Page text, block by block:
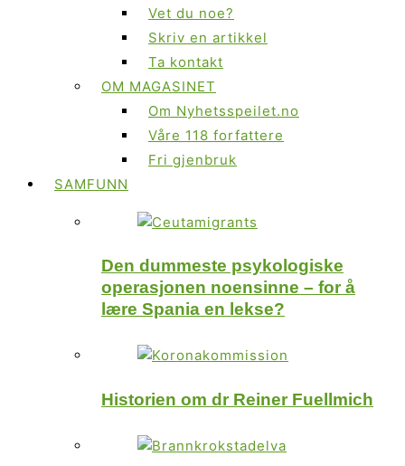
Vet du noe?
Skriv en artikkel
Ta kontakt
OM MAGASINET
Om Nyhetsspeilet.no
Våre 118 forfattere
Fri gjenbruk
SAMFUNN
Den dummeste psykologiske
operasjonen noensinne – for å
lære Spania en lekse?
Historien om dr Reiner Fuellmich